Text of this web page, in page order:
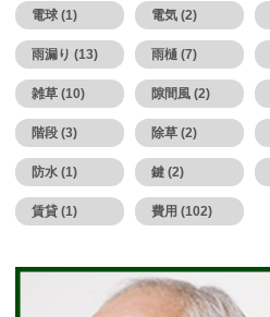
電球 (1) 電気 (2)
雨漏り (13) 雨樋 (7)
雑草 (10) 隙間風 (2)
階段 (3) 除草 (2)
防水 (1) 鍵 (2)
賃貸 (1) 費用 (102)